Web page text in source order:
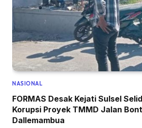
NASIONAL
FORMAS Desak Kejati Sulsel
Korupsi Proyek TMMD Jalan
Dallemambua